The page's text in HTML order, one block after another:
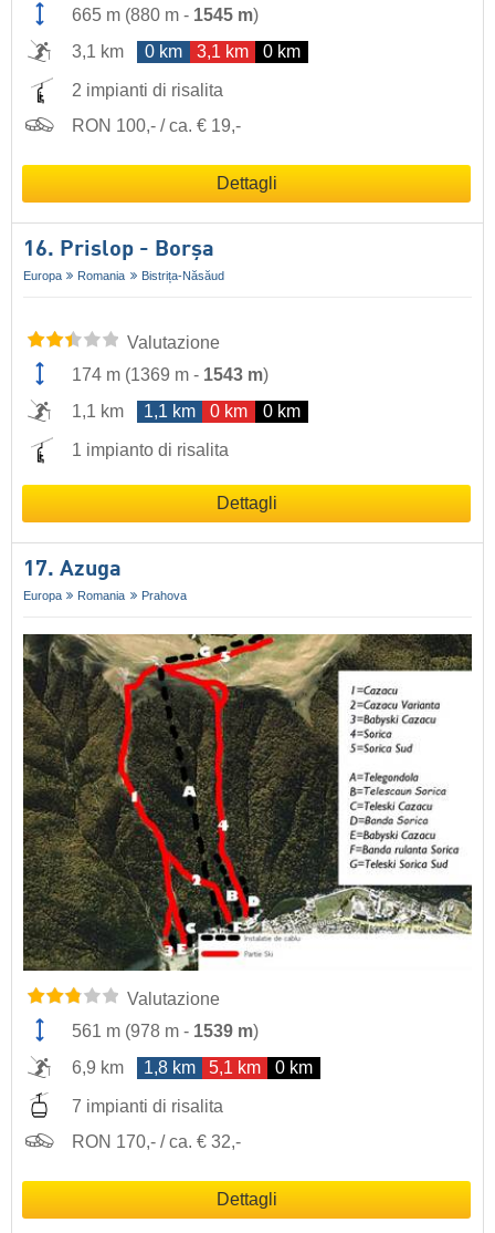
665 m (880 m - 1545 m)
3,1 km
0 km 3,1 km 0 km
2 impianti di risalita
RON 100,- / ca. € 19,-
Dettagli
16. Prislop - Borșa
Europa Romania Bistrița-Năsăud
Valutazione
174 m (1369 m - 1543 m)
1,1 km
1,1 km 0 km 0 km
1 impianto di risalita
Dettagli
17. Azuga
Europa Romania Prahova
Valutazione
561 m (978 m - 1539 m)
6,9 km
1,8 km 5,1 km 0 km
7 impianti di risalita
RON 170,- / ca. € 32,-
Dettagli